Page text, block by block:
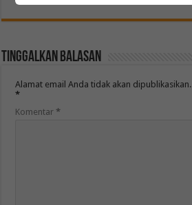
Tinggalkan Balasan
Alamat email Anda tidak akan dipublikasikan.
*
Komentar*